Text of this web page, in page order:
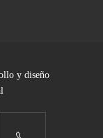
y diseño